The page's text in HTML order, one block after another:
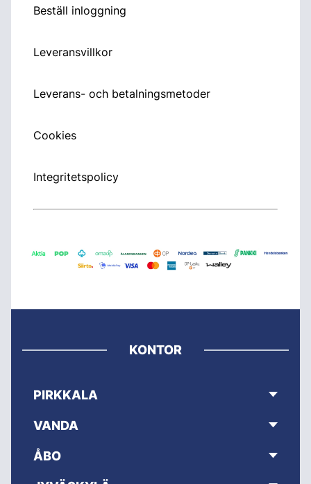
Beställ inloggning
Leveransvillkor
Leverans- och betalningsmetoder
Cookies
Integritetspolicy
KONTOR
PIRKKALA
VANDA
ÅBO